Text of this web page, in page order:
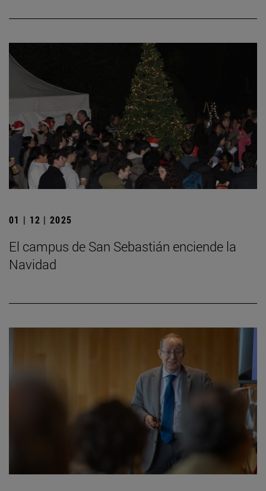
01 | 12 | 2025
El campus de San Sebastián enciende la
Navidad